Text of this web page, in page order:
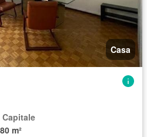
Casa
80 m²